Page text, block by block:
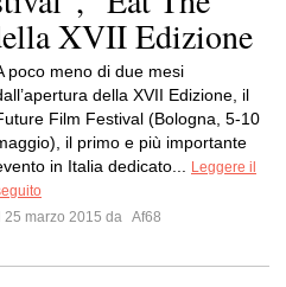
XVII Edizione
poco meno di due mesi
della XVII Edizione, il
Film Festival (Bologna, 5-10
il primo e più importante
in Italia dedicato...
Leggere il
Il 25 marzo 2015 da Af68